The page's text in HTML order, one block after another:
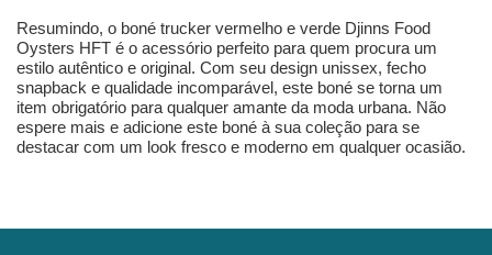
Resumindo, o boné trucker vermelho e verde Djinns Food
Oysters HFT é o acessório perfeito para quem procura um
estilo autêntico e original. Com seu design unissex, fecho
snapback e qualidade incomparável, este boné se torna um
item obrigatório para qualquer amante da moda urbana. Não
espere mais e adicione este boné à sua coleção para se
destacar com um look fresco e moderno em qualquer ocasião.